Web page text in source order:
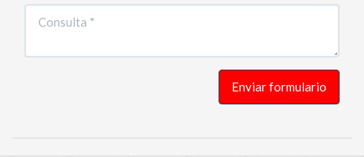
Enviar formulario